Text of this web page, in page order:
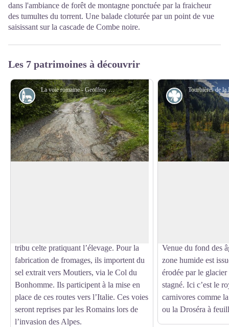
dans l'ambiance de forêt de montagne ponctuée par la fraicheur
des tumultes du torrent. Une balade cloturée par un point de vue
saisissant sur la cascade de Combe noire.
Les 7 patrimoines à découvrir
La voie romaine - Geoffrey Garcel - CEN 74
Histoire
tribu celte pratiquant l’élevage. Pour la
fabrication de fromages, ils importent du
sel extrait vers Moutiers, via le Col du
Bonhomme. Ils participent à la mise en
place de ces routes vers l’Italie. Ces voies
seront reprises par les Romains lors de
l’invasion des Alpes.
Flore
Venue du fond des
zone humide est
érodée par le glacier
stagné. Ici c’est le
carnivores comme
ou la Droséra à